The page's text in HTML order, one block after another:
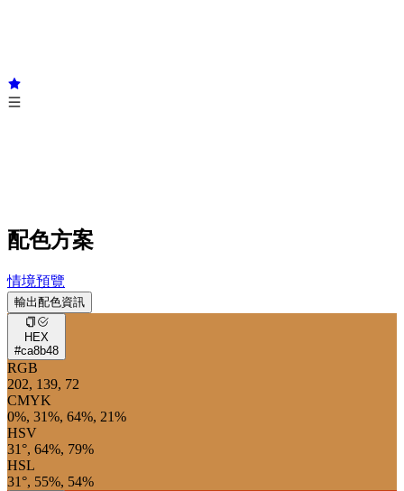
配色方案
情境預覽
輸出配色資訊
HEX
#ca8b48
RGB
202, 139, 72
CMYK
0%, 31%, 64%, 21%
HSV
31°, 64%, 79%
HSL
31°, 55%, 54%